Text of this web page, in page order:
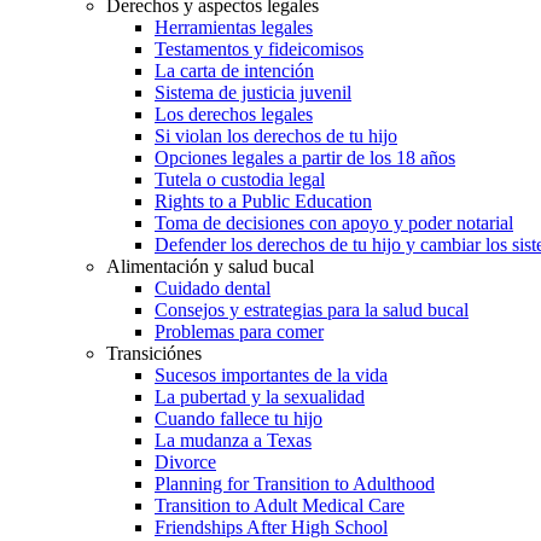
Derechos y aspectos legales
Herramientas legales
Testamentos y fideicomisos
La carta de intención
Sistema de justicia juvenil
Los derechos legales
Si violan los derechos de tu hijo
Opciones legales a partir de los 18 años
Tutela o custodia legal
Rights to a Public Education
Toma de decisiones con apoyo y poder notarial
Defender los derechos de tu hijo y cambiar los
Alimentación y salud bucal
Cuidado dental
Consejos y estrategias para la salud bucal
Problemas para comer
Transiciónes
Sucesos importantes de la vida
La pubertad y la sexualidad
Cuando fallece tu hijo
La mudanza a Texas
Divorce
Planning for Transition to Adulthood
Transition to Adult Medical Care
Friendships After High School